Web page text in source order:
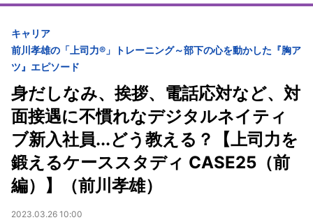
キャリア
前川孝雄の「上司力®」トレーニング～部下の心を動かした『胸ア
ツ』エピソード
身だしなみ、挨拶、電話応対など、対
面接遇に不慣れなデジタルネイティ
ブ新入社員...どう教える？【上司力を
鍛えるケーススタディ CASE25（前
編）】（前川孝雄）
2023.03.26 10:00